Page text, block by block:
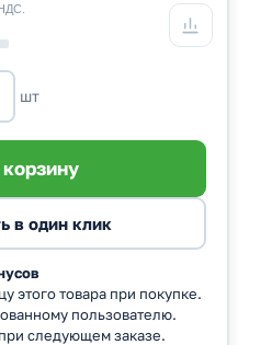
шт
этого товара при покупке.
пользователю.
следующем заказе.